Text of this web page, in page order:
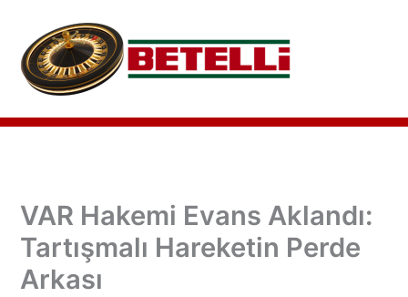
VAR Hakemi Evans Aklandı:
Tartışmalı Hareketin Perde
Arkası